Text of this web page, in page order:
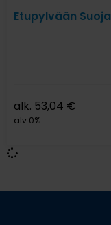
Etupylvään Suoja
alk. 53,04 €
alv 0%